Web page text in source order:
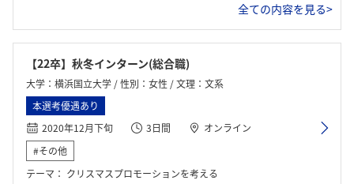
全ての内容を見る>
【22卒】秋冬インターン(総合職)
大学：横浜国立大学 / 性別：女性 / 文理：文系
本選考優遇あり
2020年12月下旬
3日間
オンライン
#その他
テーマ： クリスマスプロモーションを考える